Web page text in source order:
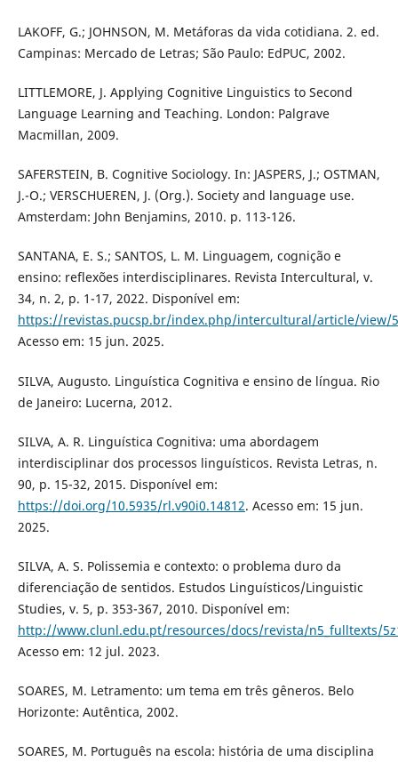
LAKOFF, G.; JOHNSON, M. Metáforas da vida cotidiana. 2. ed.
Campinas: Mercado de Letras; São Paulo: EdPUC, 2002.
LITTLEMORE, J. Applying Cognitive Linguistics to Second
Language Learning and Teaching. London: Palgrave
Macmillan, 2009.
SAFERSTEIN, B. Cognitive Sociology. In: JASPERS, J.; OSTMAN,
J.-O.; VERSCHUEREN, J. (Org.). Society and language use.
Amsterdam: John Benjamins, 2010. p. 113-126.
SANTANA, E. S.; SANTOS, L. M. Linguagem, cognição e
ensino: reflexões interdisciplinares. Revista Intercultural, v.
34, n. 2, p. 1-17, 2022. Disponível em:
https://revistas.pucsp.br/index.php/intercultural/article/view/
Acesso em: 15 jun. 2025.
SILVA, Augusto. Linguística Cognitiva e ensino de língua. Rio
de Janeiro: Lucerna, 2012.
SILVA, A. R. Linguística Cognitiva: uma abordagem
interdisciplinar dos processos linguísticos. Revista Letras, n.
90, p. 15-32, 2015. Disponível em:
https://doi.org/10.5935/rl.v90i0.14812. Acesso em: 15 jun.
2025.
SILVA, A. S. Polissemia e contexto: o problema duro da
diferenciação de sentidos. Estudos Linguísticos/Linguistic
Studies, v. 5, p. 353-367, 2010. Disponível em:
http://www.clunl.edu.pt/resources/docs/revista/n5_fulltexts/
Acesso em: 12 jul. 2023.
SOARES, M. Letramento: um tema em três gêneros. Belo
Horizonte: Autêntica, 2002.
SOARES, M. Português na escola: história de uma disciplina